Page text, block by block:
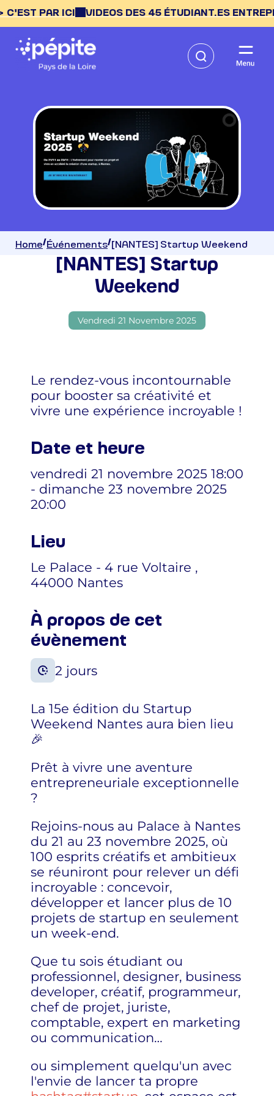
PAR ICI VIDEOS DES 45 ÉTUDIANT.ES
Home Événements [NANTES] Startup Weekend
[NANTES] Startup
Weekend
Vendredi 21 Novembre 2025
Le rendez-vous incontournable
pour booster sa créativité et
vivre une expérience incroyable !
Date et heure
vendredi 21 novembre 2025 18:00
- dimanche 23 novembre 2025
20:00
Lieu
Le Palace - 4 rue Voltaire ,
44000 Nantes
À propos de cet
évènement
2 jours
La 15e édition du Startup
Weekend Nantes aura bien lieu
🎉
Prêt à vivre une aventure
entrepreneuriale exceptionnelle
?
Rejoins-nous au Palace à Nantes
du 21 au 23 novembre 2025, où
100 esprits créatifs et ambitieux
se réuniront pour relever un défi
incroyable : concevoir,
développer et lancer plus de 10
projets de startup en seulement
un week-end.
Que tu sois étudiant ou
professionnel, designer, business
developer, créatif, programmeur,
chef de projet, juriste,
comptable, expert en marketing
ou communication…
ou simplement quelqu'un avec
l'envie de lancer ta propre